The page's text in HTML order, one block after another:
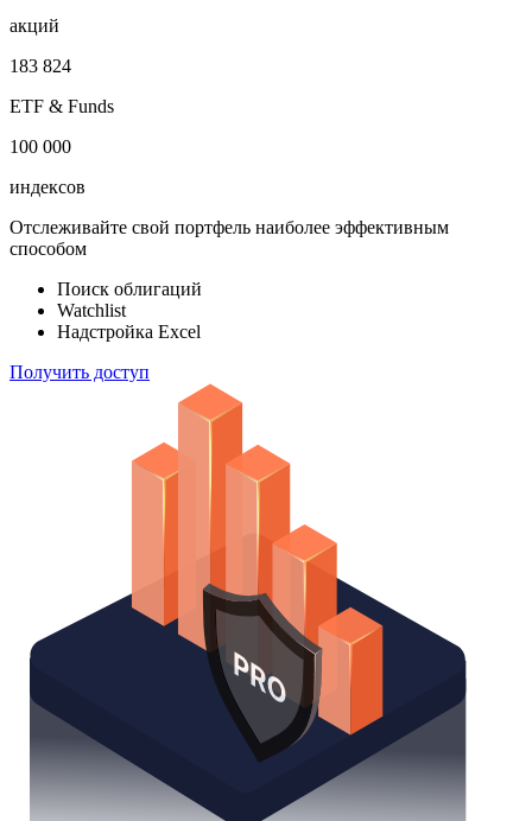
акций
183 824
ETF & Funds
100 000
индексов
Отслеживайте свой портфель наиболее эффективным
способом
Поиск облигаций
Watchlist
Надстройка Excel
Получить доступ